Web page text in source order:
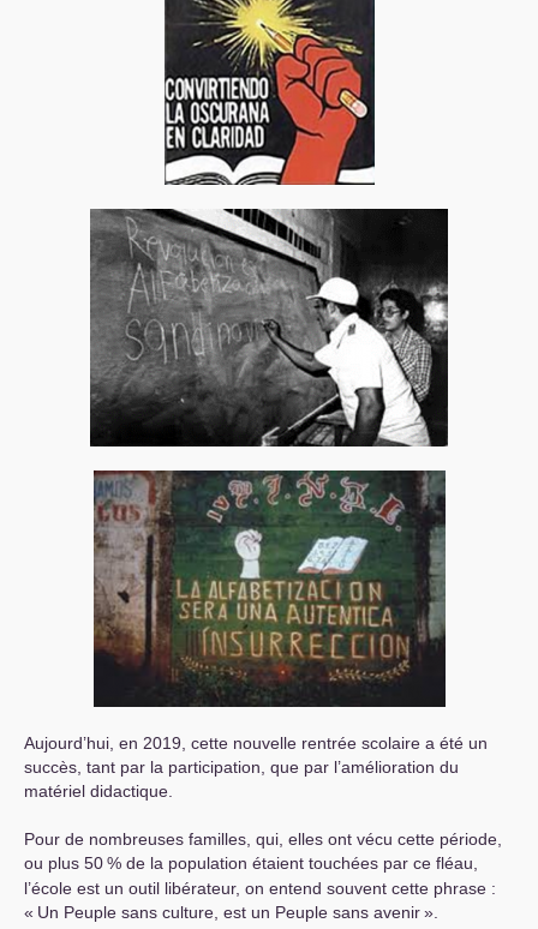
Aujourd’hui, en 2019, cette nouvelle rentrée scolaire a été un
succès, tant par la participation, que par l’amélioration du
matériel didactique.
Pour de nombreuses familles, qui, elles ont vécu cette période,
ou plus 50% de la population étaient touchées par ce fléau,
l’école est un outil libérateur, on entend souvent cette phrase :
« Un Peuple sans culture, est un Peuple sans avenir».